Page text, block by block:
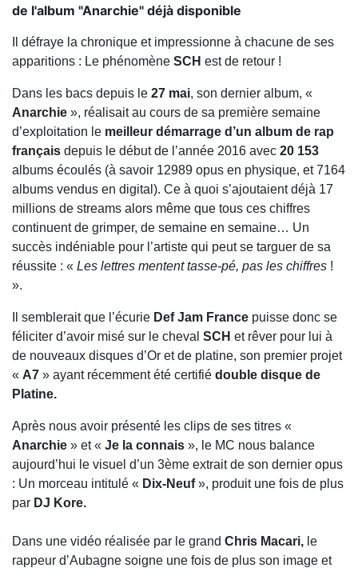
de l'album "Anarchie" déjà disponible
Il défraye la chronique et impressionne à chacune de ses
apparitions : Le phénomène SCH est de retour !
Dans les bacs depuis le 27 mai, son dernier album, «
Anarchie », réalisait au cours de sa première semaine
d’exploitation le meilleur démarrage d’un album de rap
français depuis le début de l’année 2016 avec 20 153
albums écoulés (à savoir 12989 opus en physique, et 7164
albums vendus en digital). Ce à quoi s’ajoutaient déjà 17
millions de streams alors même que tous ces chiffres
continuent de grimper, de semaine en semaine… Un
succès indéniable pour l’artiste qui peut se targuer de sa
réussite : « Les lettres mentent tasse-pé, pas les chiffres !
».
Il semblerait que l’écurie Def Jam France puisse donc se
féliciter d’avoir misé sur le cheval SCH et rêver pour lui à
de nouveaux disques d’Or et de platine, son premier projet
« A7 » ayant récemment été certifié double disque de
Platine.
Après nous avoir présenté les clips de ses titres «
Anarchie » et « Je la connais », le MC nous balance
aujourd’hui le visuel d’un 3ème extrait de son dernier opus
: Un morceau intitulé « Dix-Neuf», produit une fois de plus
par DJ Kore.
Dans une vidéo réalisée par le grand Chris Macari, le
rappeur d’Aubagne soigne une fois de plus son image et